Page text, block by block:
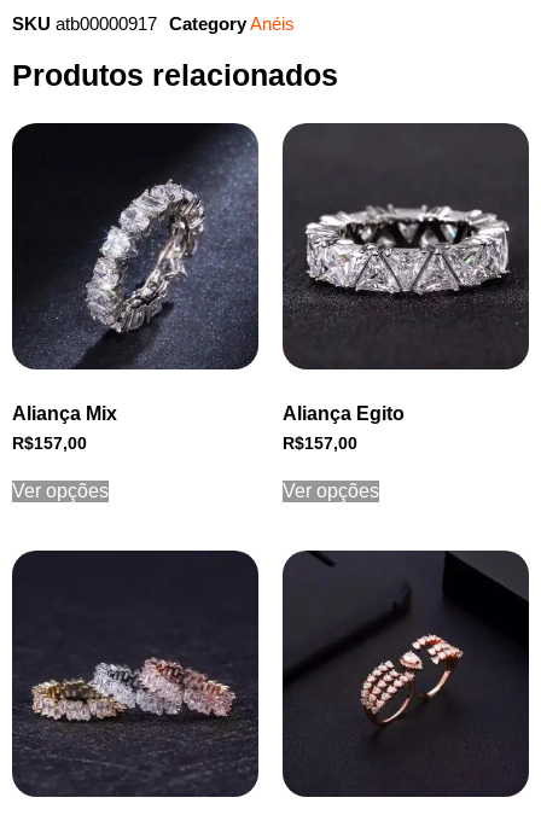
SKU atb00000917 CategoryAnéis
Produtos relacionados
Aliança Mix
R$157,00
Ver opções
Aliança Egito
R$157,00
Ver opções